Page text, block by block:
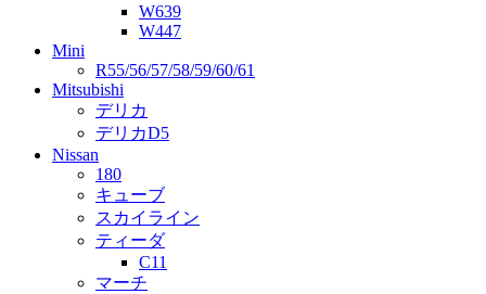
W639
W447
Mini
R55/56/57/58/59/60/61
Mitsubishi
デリカ
デリカD5
Nissan
180
キューブ
スカイライン
ティーダ
C11
マーチ